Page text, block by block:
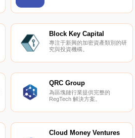
Block Key Capital
專注于新興的加密資產類別的研
究與投資機構。
QRC Group
為區塊鏈行業提供完整的
RegTech 解決方案。
Cloud Money Ventures